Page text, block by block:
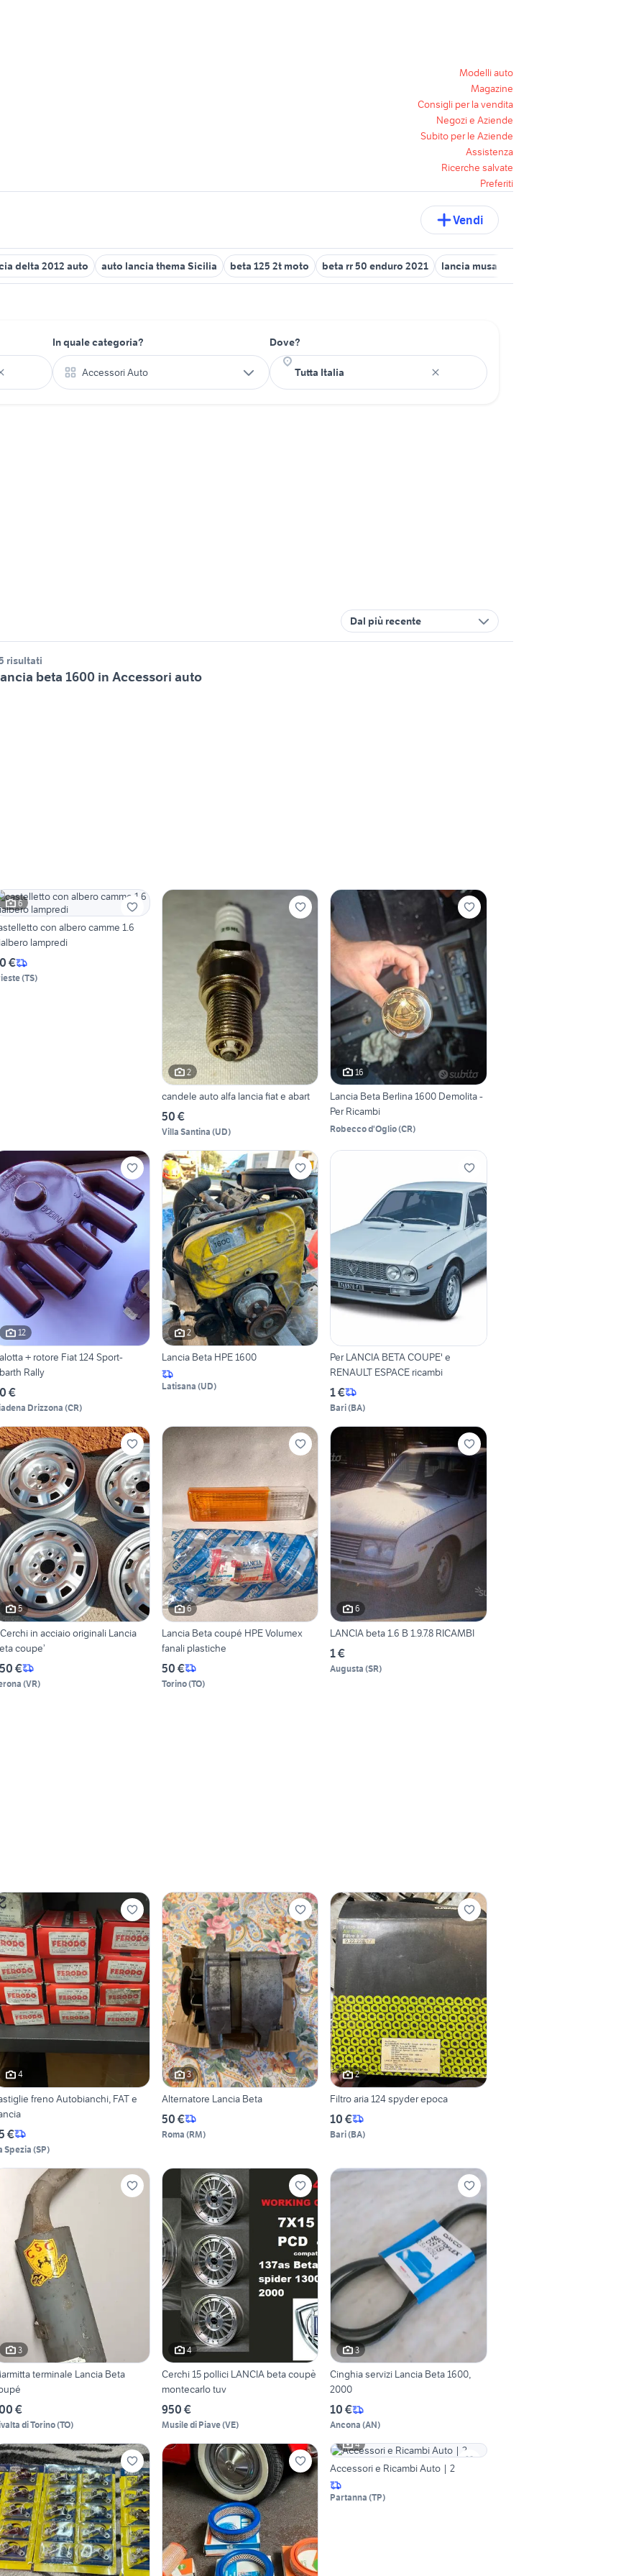
Modelli auto
Magazine
Consigli per la vendita
Negozi e Aziende
Subito per le Aziende
Assistenza
Ricerche salvate
Preferiti
Vendi
delta 2012 auto auto lancia thema Sicilia beta 125 2t moto beta rr 50 enduro 2021 lancia musa 2009
In quale categoria?
Accessori Auto
Dove?
Dal più recente
risultati
beta 1600 in Accessori auto
6
con albero camme 1.6
lampredi
€
(TS)
2
candele auto alfa lancia fiat e abart
50 €
Villa Santina (UD)
16
Lancia Beta Berlina 1600 Demolita -
Per Ricambi
Robecco d'Oglio(CR)
12
+ rotore Fiat 124 Sport-
Rally
€
Drizzona (CR)
2
Lancia Beta HPE 1600
Latisana (UD)
Per LANCIA BETA COUPE' e
RENAULT ESPACE ricambi
1 €
Bari(BA)
5
in acciaio originali Lancia
coupe’
€
(VR)
6
Lancia Beta coupé HPE Volumex
fanali plastiche
50 €
Torino(TO)
6
LANCIA beta 1.6 B 1.9.7.8 RICAMBI
1 €
Augusta (SR)
4
freno Autobianchi, FAT e
€
Spezia (SP)
3
Alternatore Lancia Beta
50 €
Roma (RM)
2
Filtro aria 124 spyder epoca
10 €
Bari(BA)
3
terminale Lancia Beta
€
di Torino(TO)
4
Cerchi 15 pollici LANCIA beta coupè
montecarlo tuv
950 €
Musile di Piave(VE)
3
Cinghia servizi Lancia Beta 1600,
2000
10 €
Ancona (AN)
4
Accessori e Ricambi Auto | 2
Partanna (TP)